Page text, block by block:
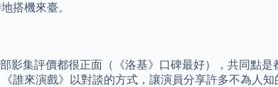
搭機來臺。
集評價都很正面（《洛基》口碑最好），共同點
誰來演戲》以對談的方式，讓演員分享許多不為人